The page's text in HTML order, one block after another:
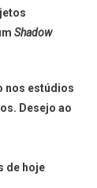
Shadow
nos estúdios
Desejo ao
de hoje